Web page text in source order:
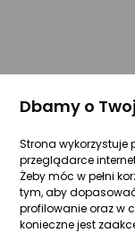
Dbamy o
Strona wykorzystuje
przeglądarce
Żeby móc w pełni
tym, aby
profilowanie oraz w
konieczne jest